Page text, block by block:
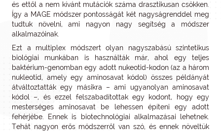
és ettől a nem kívánt mutációk száma drasztikusan csökken.
Így a MAGE módszer pontosságát két nagyságrenddel meg
tudtuk növelni, ami nagyon nagy segítség a módszer
alkalmazóinak.
Ezt a multiplex módszert olyan nagyszabású szintetikus
biológiai munkában is használták már, ahol egy teljes
baktérium-genomban egy adott nukeotid-kodon (az a három
nukleotid, amely egy aminosavat kódol) összes példányát
átváltoztatták egy másikra – ami ugyanolyan aminosavat
kódol –, és ezzel felszabadítottak egy kodont, hogy egy
mesterséges aminosavat be lehessen építeni egy adott
fehérjébe. Ennek is biotechnológiai alkalmazásai lehetnek.
Tehát nagyon erős módszerről van szó, és ennek növeltük